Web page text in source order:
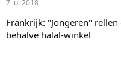
7 jul 2018
Frankrijk: "Jongeren"
behalve halal-winkel